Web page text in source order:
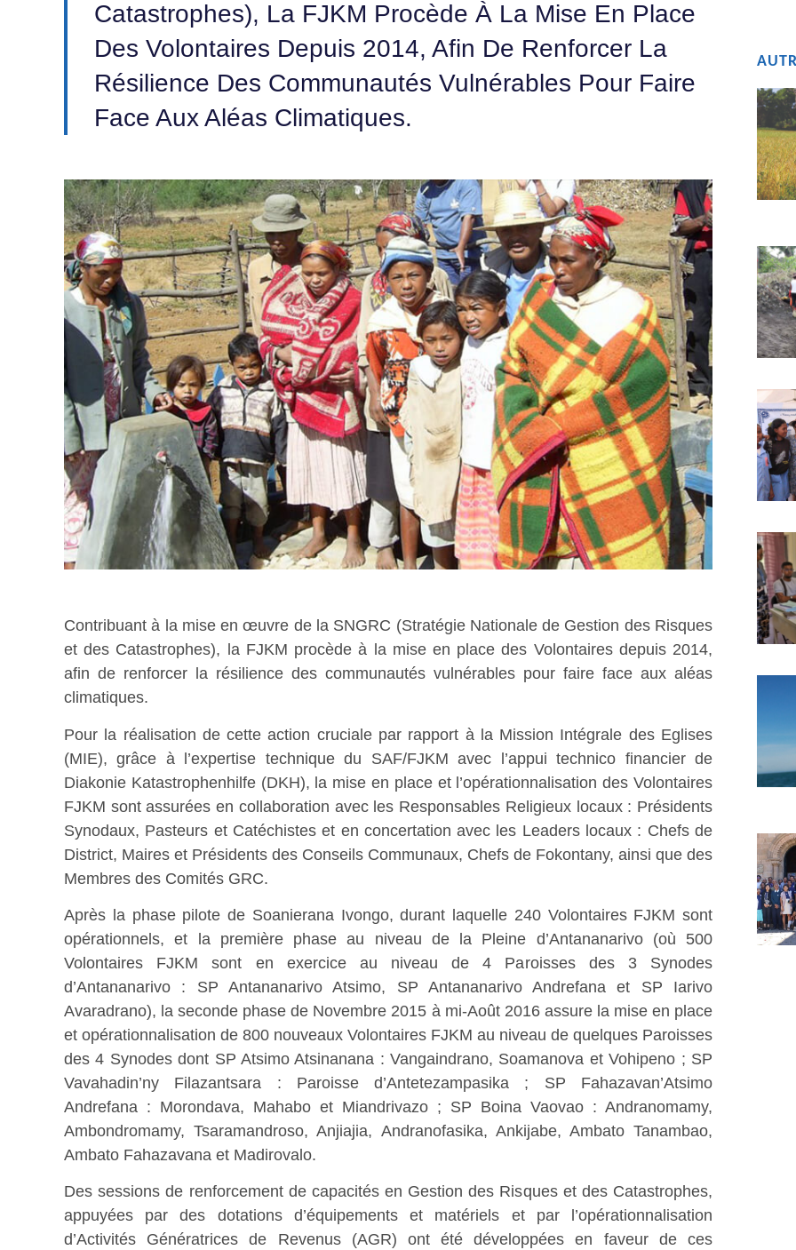
Catastrophes), La FJKM Procède À La Mise En Place
Des Volontaires Depuis 2014, Afin De Renforcer La
Résilience Des Communautés Vulnérables Pour Faire
Face Aux Aléas Climatiques.
Contribuant à la mise en œuvre de la SNGRC (Stratégie Nationale de Gestion des Risques
et des Catastrophes), la FJKM procède à la mise en place des Volontaires depuis 2014,
afin de renforcer la résilience des communautés vulnérables pour faire face aux aléas
climatiques.
Pour la réalisation de cette action cruciale par rapport à la Mission Intégrale des Eglises
(MIE), grâce à l’expertise technique du SAF/FJKM avec l’appui technico financier de
Diakonie Katastrophenhilfe (DKH), la mise en place et l’opérationnalisation des Volontaires
FJKM sont assurées en collaboration avec les Responsables Religieux locaux : Présidents
Synodaux, Pasteurs et Catéchistes et en concertation avec les Leaders locaux : Chefs de
District, Maires et Présidents des Conseils Communaux, Chefs de Fokontany, ainsi que des
Membres des Comités GRC.
Après la phase pilote de Soanierana Ivongo, durant laquelle 240 Volontaires FJKM sont
opérationnels, et la première phase au niveau de la Pleine d’Antananarivo (où 500
Volontaires FJKM sont en exercice au niveau de 4 Paroisses des 3 Synodes
d’Antananarivo : SP Antananarivo Atsimo, SP Antananarivo Andrefana et SP Iarivo
Avaradrano), la seconde phase de Novembre 2015 à mi-Août 2016 assure la mise en place
et opérationnalisation de 800 nouveaux Volontaires FJKM au niveau de quelques Paroisses
des 4 Synodes dont SP Atsimo Atsinanana : Vangaindrano, Soamanova et Vohipeno ; SP
Vavahadin’ny Filazantsara : Paroisse d’Antetezampasika ; SP Fahazavan’Atsimo
Andrefana : Morondava, Mahabo et Miandrivazo ; SP Boina Vaovao : Andranomamy,
Ambondromamy, Tsaramandroso, Anjiajia, Andranofasika, Ankijabe, Ambato Tanambao,
Ambato Fahazavana et Madirovalo.
Des sessions de renforcement de capacités en Gestion des Risques et des Catastrophes,
appuyées par des dotations d’équipements et matériels et par l’opérationnalisation
d’Activités Génératrices de Revenus (AGR) ont été développées en faveur de ces